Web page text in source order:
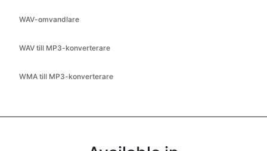
WAV-omvandlare
WAV till MP3-konverterare
WMA till MP3-konverterare